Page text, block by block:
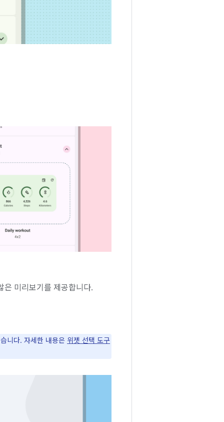
은 미리보기를 제공합니다.
니다. 자세한 내용은 위젯 선택 도구